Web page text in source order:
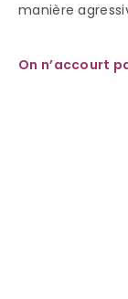
manière
On n’accourt